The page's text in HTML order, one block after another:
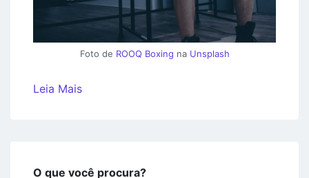
Foto de ROOQ Boxing na Unsplash
Leia Mais
O que você procura?